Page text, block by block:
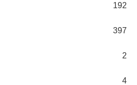
192
397
2
4